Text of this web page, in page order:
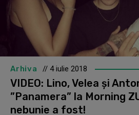
Arhiva // 4 iulie 2018
VIDEO: Lino, Velea și
”Panamera” la Morning
nebunie a fost!